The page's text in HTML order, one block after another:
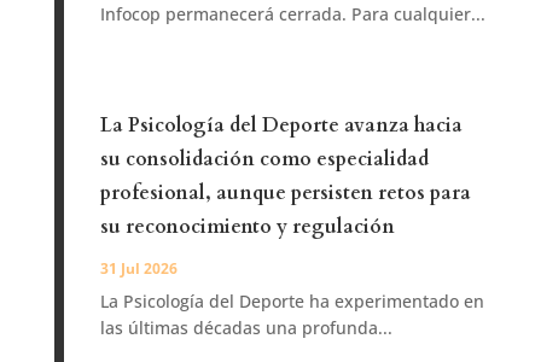
Infocop permanecerá cerrada. Para cualquier...
La Psicología del Deporte avanza hacia
su consolidación como especialidad
profesional, aunque persisten retos para
su reconocimiento y regulación
31 Jul 2026
La Psicología del Deporte ha experimentado en
las últimas décadas una profunda...